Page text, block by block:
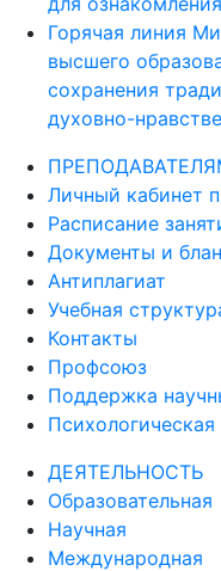
Горячая линия
высшего
сохранения
духовно-
Личный кабинет
Расписание
Документы и
Антиплагиат
Учебная
Контакты
Профсоюз
Поддержка
ДЕЯТЕЛЬНОСТЬ
Образовательная
Научная
Международная